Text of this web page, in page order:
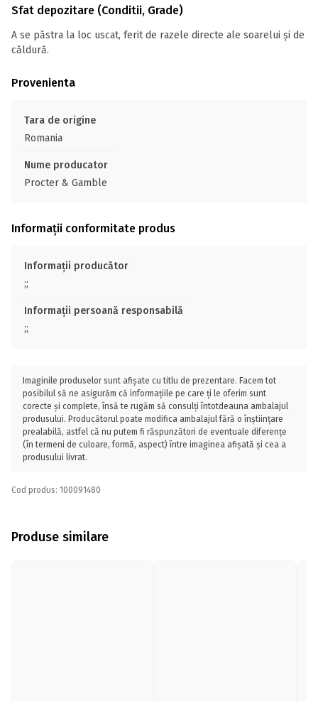
Sfat depozitare (Conditii, Grade)
A se păstra la loc uscat, ferit de razele directe ale soarelui și de
căldură.
Provenienta
Tara de origine
Romania
Nume producator
Procter & Gamble
Informații conformitate produs
Informații producător
;;
Informații persoană responsabilă
;;
Imaginile produselor sunt afișate cu titlu de prezentare. Facem tot
posibilul să ne asigurăm că informațiile pe care ți le oferim sunt
corecte și complete, însă te rugăm să consulți întotdeauna ambalajul
produsului. Producătorul poate modifica ambalajul fără o înștiințare
prealabilă, astfel că nu putem fi răspunzători de eventuale diferențe
(în termeni de culoare, formă, aspect) între imaginea afișată și cea a
produsului livrat.
Cod produs: 100091480
Produse similare